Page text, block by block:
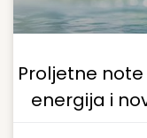
Proljetne
energija i